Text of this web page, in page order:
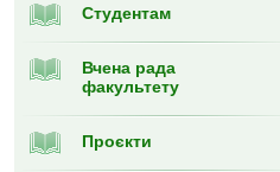
Студентам
Вчена рада
факультету
Проєкти